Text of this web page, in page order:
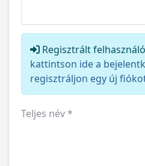
Regisztrált
kattintson ide a
regisztráljon egy új
Teljes név*